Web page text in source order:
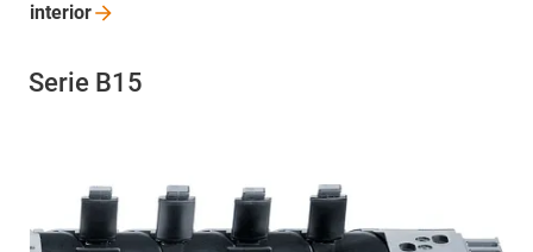
interior
Serie B15